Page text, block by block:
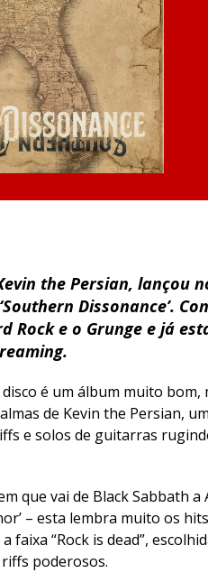
the Persian, lançou
Dissonance’.
Rock e o Grunge e já
é um álbum muito
de Kevin the Persian,
e solos de guitarras
que vai de Black Sabbath a
– esta lembra muito os
faixa “Rock is dead”,
poderosos.